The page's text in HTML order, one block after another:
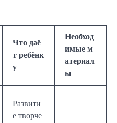
Что даё
т ребёнк
у
Необход
имые м
атериал
ы
Развити
е творче